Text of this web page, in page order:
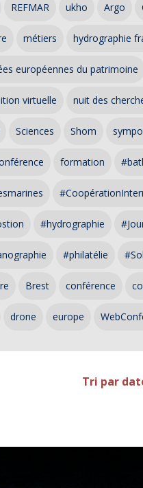
REFMAR ukho Argo
métiers hydrographie
européennes du patrimoine
virtuelle nuit des
Sciences Shom
formation
#hydrographie
#philatélie
Brest conférence
drone europe
Tri par